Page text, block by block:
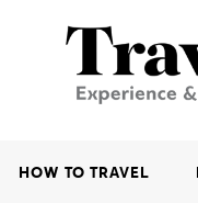
HOW TO TRAVEL